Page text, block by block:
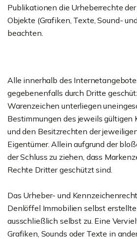
Publikationen die Urheberrechte
Objekte (Grafiken, Texte, Sound-
beachten.
Alle innerhalb des
gegebenenfalls durch Dritte
Warenzeichen unterliegen
Bestimmungen des jeweils gültigen
und den Besitzrechten der
Eigentümer. Allein aufgrund der
der Schluss zu ziehen, dass
Rechte Dritter geschützt sind.
Das Urheber- und
Denlöffel Immobilien selbst
ausschließlich selbst zu. Eine
Grafiken, Sounds oder Texte in